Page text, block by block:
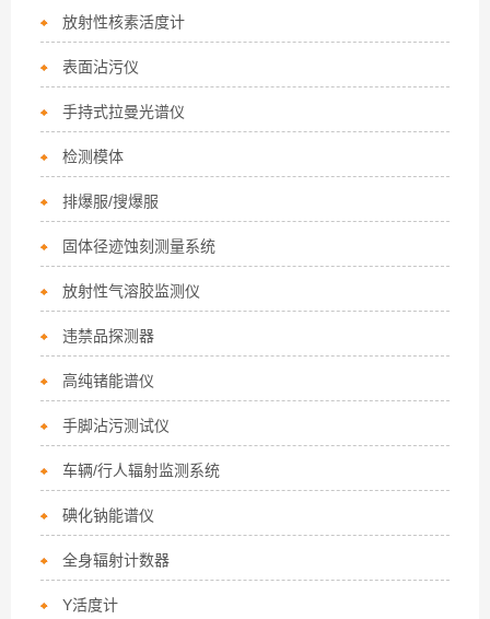
放射性核素活度计
表面沾污仪
手持式拉曼光谱仪
检测模体
排爆服/搜爆服
固体径迹蚀刻测量系统
放射性气溶胶监测仪
违禁品探测器
高纯锗能谱仪
手脚沾污测试仪
车辆/行人辐射监测系统
碘化钠能谱仪
全身辐射计数器
Y活度计